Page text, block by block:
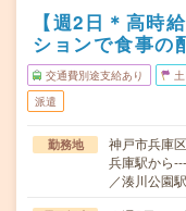
【週2日＊高時
ションで食事の
交通費別途支給あり
派遣
勤務地
神戸市兵庫区
兵庫駅から
／湊川公園